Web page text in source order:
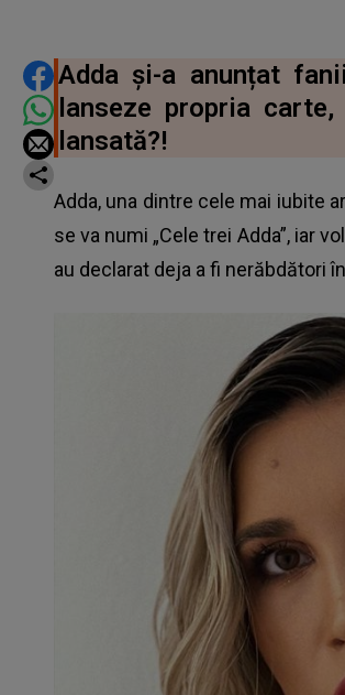
DISTRIBUIE ARTICOLUL
Adda și-a anunțat
lanseze propria
lansată?!
Adda, una dintre cele mai iubite
se va numi „Cele trei Adda”, iar
au declarat deja a fi nerăbdători